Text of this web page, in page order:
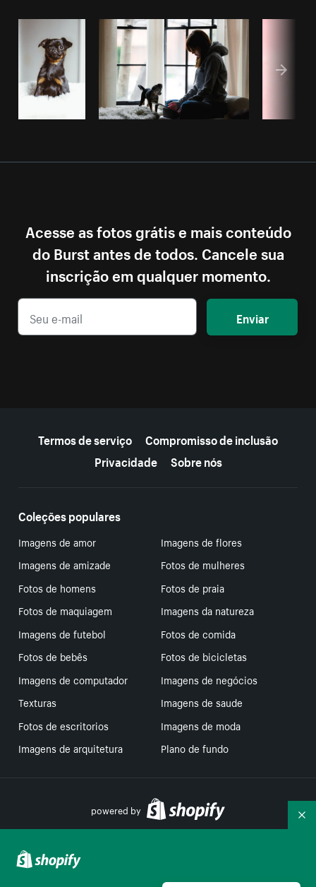
Acesse as fotos grátis e mais conteúdo
do Burst antes de todos. Cancele sua
inscrição em qualquer momento.
Enviar
Termos de serviço
Compromisso de inclusão
Privacidade
Sobre nós
Coleções populares
Imagens de amor
Imagens de flores
Imagens de amizade
Fotos de mulheres
Fotos de homens
Fotos de praia
Fotos de maquiagem
Imagens da natureza
Imagens de futebol
Fotos de comida
Fotos de bebês
Fotos de bicicletas
Imagens de computador
Imagens de negócios
Texturas
Imagens de saude
Fotos de escritorios
Imagens de moda
Imagens de arquitetura
Plano de fundo
powered by
Suas escolhas de privacidade